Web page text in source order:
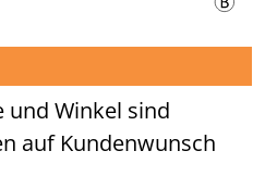
und Winkel sind
auf Kundenwunsch